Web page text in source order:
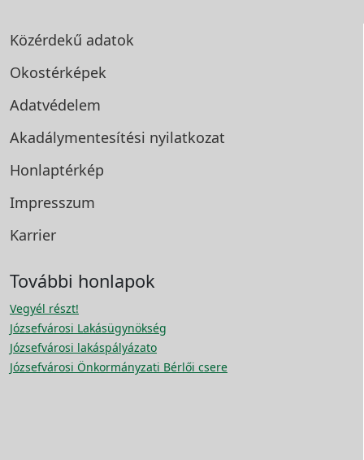
Közérdekű adatok
Okostérképek
Adatvédelem
Akadálymentesítési nyilatkozat
Honlaptérkép
Impresszum
Karrier
További honlapok
Vegyél részt!
Józsefvárosi Lakásügynökség
Józsefvárosi lakáspályázato
Józsefvárosi Önkormányzati Bérlői csere